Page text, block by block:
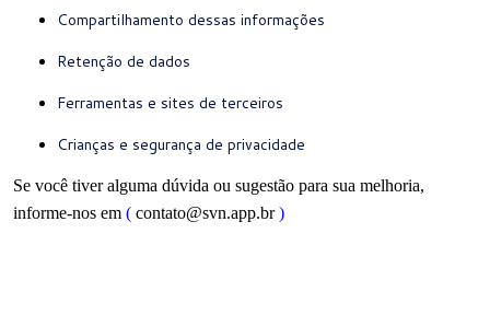
Compartilhamento dessas informações
Retenção de dados
Ferramentas e sites de terceiros
Crianças e segurança de privacidade
Se você tiver alguma dúvida ou sugestão para sua melhoria,
informe-nos em ( contato@svn.app.br )